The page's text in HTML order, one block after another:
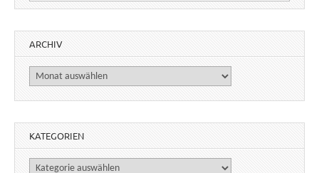
ARCHIV
Archiv
KATEGORIEN
Kategorien